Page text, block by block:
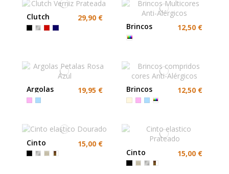
Clutch
Verniz
Prateada
29,90 €
Brincos
Multicores
Anti-
12,50 €
Argolas
Petalas Rosa
Azul
19,95 €
Brincos
compridos
cores Anti-
12,50 €
Cinto
elastico
Dourado
15,00 €
Cinto
elastico
Prateado
15,00 €